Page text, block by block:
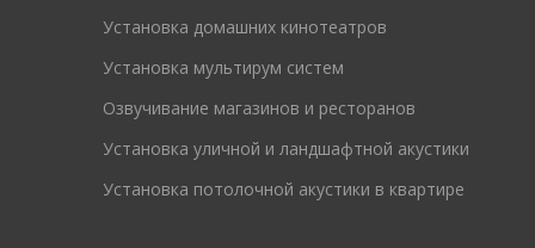
Установка домашних кинотеатров
Установка мультирум систем
Озвучивание магазинов и ресторанов
Установка уличной и ландшафтной акустики
Установка потолочной акустики в квартире